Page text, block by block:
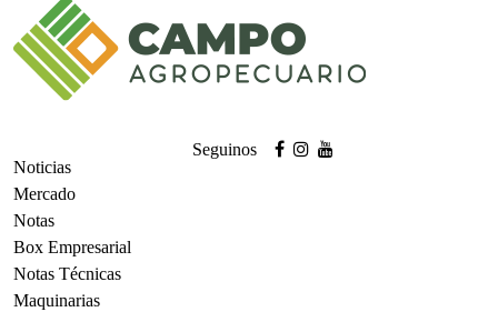
Seguinos
Noticias
Mercado
Notas
Box Empresarial
Notas Técnicas
Maquinarias